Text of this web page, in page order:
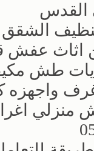
القدس
الشقق
اثاث عفش
طش
واجهزه
منزلي